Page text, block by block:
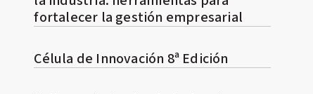
fortalecer la gestión empresarial
Célula de Innovación 8ª Edición